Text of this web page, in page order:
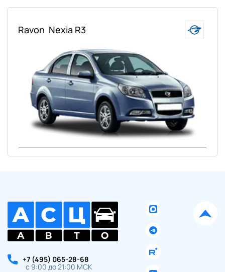
Ravon Nexia R3
Ваше имя:
Оставить заявку
Отправляя данную форму Вы даете
персональных данных
+7 (495) 065-28-68
с 9:00 до 21:00 МСК